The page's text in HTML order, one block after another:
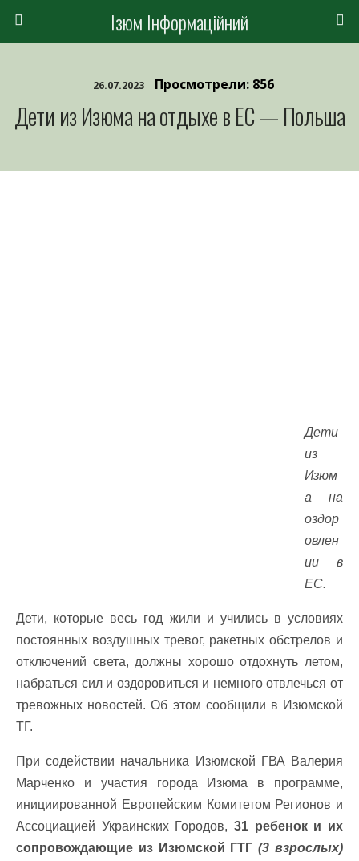
Ізюм Інформаційний
26.07.2023 Просмотрели: 856
Дети из Изюма на отдыхе в ЕС — Польша
Дети
из
Изюм
а на
оздор
овлен
ии в
ЕС.
Дети, которые весь год жили и учились в условиях
постоянных воздушных тревог, ракетных обстрелов и
отключений света, должны хорошо отдохнуть летом,
набраться сил и оздоровиться и немного отвлечься от
тревожных новостей. Об этом сообщили в Изюмской
ТГ.
При содействии начальника Изюмской ГВА Валерия
Марченко и участия города Изюма в программе,
инициированной Европейским Комитетом Регионов и
Ассоциацией Украинских Городов, 31 ребенок и их
сопровождающие из Изюмской ГТГ(3 взрослых)